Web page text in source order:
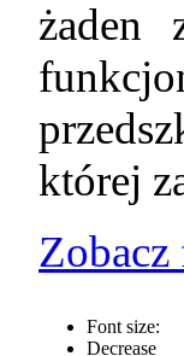
żaden
której
Font size:
Decrease